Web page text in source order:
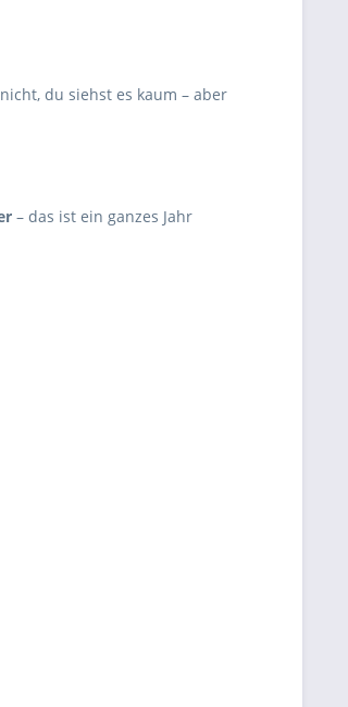
du siehst es kaum – aber
– das ist ein ganzes Jahr